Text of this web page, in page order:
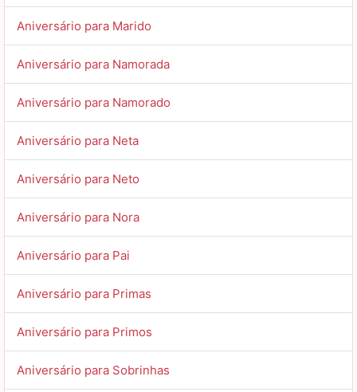
Aniversário para Marido
Aniversário para Namorada
Aniversário para Namorado
Aniversário para Neta
Aniversário para Neto
Aniversário para Nora
Aniversário para Pai
Aniversário para Primas
Aniversário para Primos
Aniversário para Sobrinhas